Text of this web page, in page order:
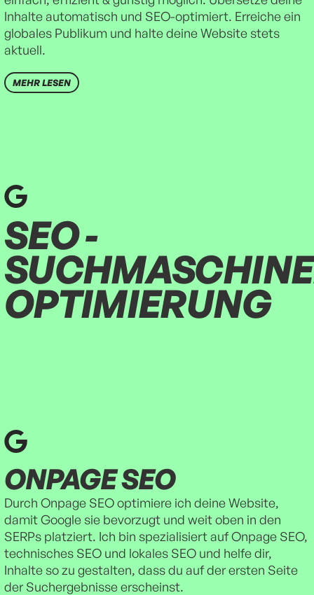
Inhalte automatisch und SEO-optimiert. Erreiche ein
globales Publikum und halte deine Website stets
aktuell.
MEHR LESEN
SEO -
OPTIMIERUNG
ONPAGE SEO
Durch Onpage SEO optimiere ich deine Website,
damit Google sie bevorzugt und weit oben in den
SERPs platziert. Ich bin spezialisiert auf Onpage SEO,
technisches SEO und lokales SEO und helfe dir,
Inhalte so zu gestalten, dass du auf der ersten Seite
der Suchergebnisse erscheinst.